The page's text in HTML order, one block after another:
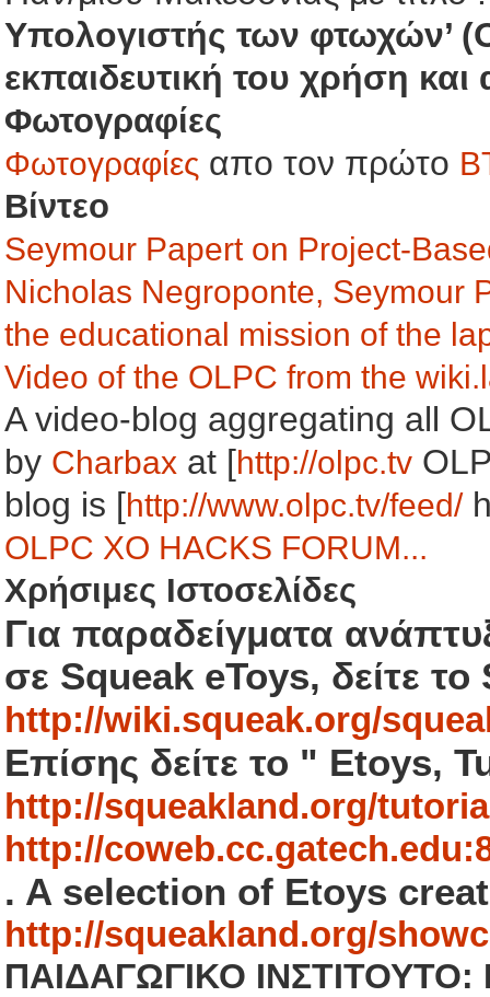
Υπολογιστής των φτωχών’
εκπαιδευτική του χρήση και
Φωτογραφίες
Φωτογραφίες απο τον πρώτο
Βίντεο
Seymour Papert on Project-
Nicholas Negroponte, Seymour
the educational mission of the
Video of the OLPC from the
A video-blog aggregating all
by Charbax at [http://olpc.tv
blog is [http://www.olpc.tv/feed/
OLPC XO HACKS FORUM...
Χρήσιμες Ιστοσελίδες
Για παραδείγματα
σε Squeak eToys, δείτε
http://wiki.squeak.org/
Επίσης δείτε το " Etoys,
http://squeakland.org/
http://
. A selection of Etoys
http://squeakland.org/
ΠΑΙΔΑΓΩΓΙΚΟ ΙΝΣΤΙΤΟΥΤΟ: